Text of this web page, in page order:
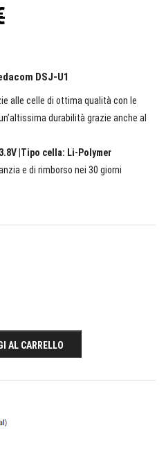
DSJ-U1
alle celle di ottima qualità con le
durabilità grazie anche al
|Tipo cella: Li-Polymer
e di rimborso nei 30 giorni
AL CARRELLO